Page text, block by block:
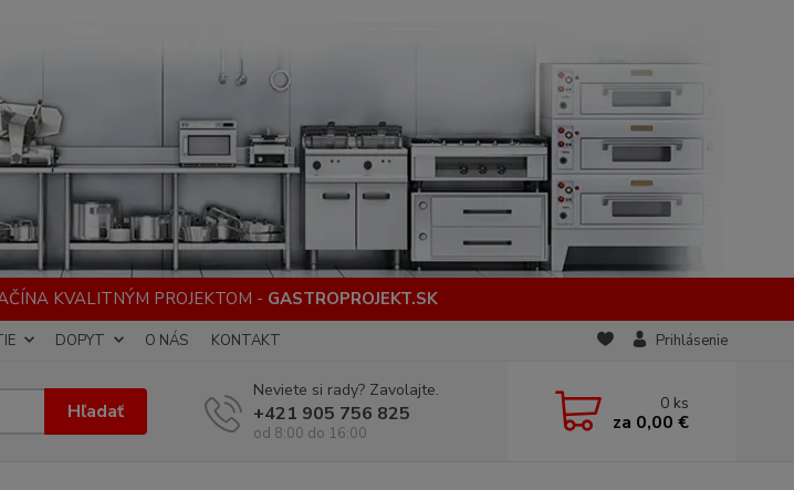
KVALITNÝM PROJEKTOM - GASTROPROJEKT.SK
DOPYT O NÁS KONTAKT Prihlásenie
Hľadať
Neviete si rady? Zavolajte.
+421 905 756 825
od 8:00 do 16:00
0 ks
za 0,00 €